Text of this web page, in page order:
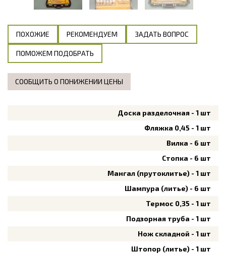
ПОХОЖИЕ РЕКОМЕНДУЕМ ЗАДАТЬ ВОПРОС
ПОМОЖЕМ ПОДОБРАТЬ
СООБЩИТЬ О ПОНИЖЕНИИ ЦЕНЫ
Доска разделочная - 1 шт
Фляжка 0,45 - 1 шт
Вилка - 6 шт
Стопка - 6 шт
Мангал (прутоклитье) - 1 шт
Шампура (литье) - 6 шт
Термос 0,35 - 1 шт
Подзорная труба - 1 шт
Нож складной - 1 шт
Штопор (литье) - 1 шт